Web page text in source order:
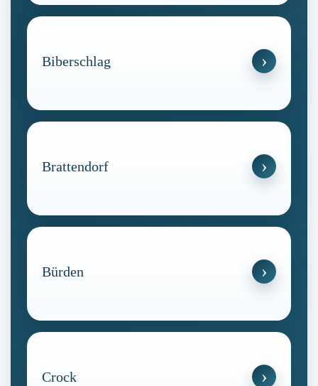
Biberschlag
Brattendorf
Bürden
Crock